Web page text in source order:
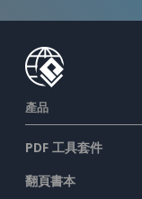
產品
PDF 工具套件
翻頁書本